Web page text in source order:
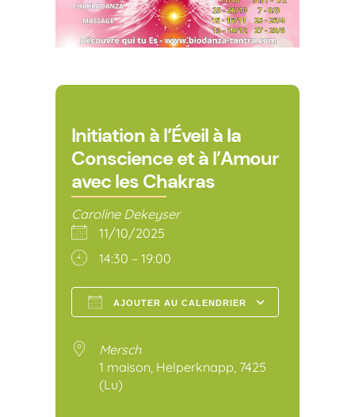
Initiation à l’Éveil à la
Conscience et à l’Amour
avec les Chakras
Caroline Dekeyser
11/10/2025
14:30 – 19:00
AJOUTER AU CALENDRIER
Mersch
1 maison, Helperknapp, 7425
(Lu)